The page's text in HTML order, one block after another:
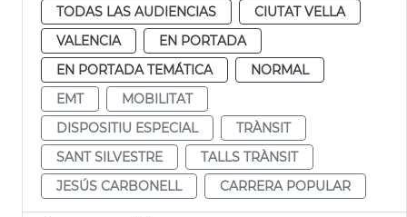
TODAS LAS AUDIENCIAS
CIUTAT VELLA
VALENCIA
EN PORTADA
EN PORTADA TEMÁTICA
NORMAL
EMT
MOBILITAT
DISPOSITIU ESPECIAL
TRÀNSIT
SANT SILVESTRE
TALLS TRÀNSIT
JESÚS CARBONELL
CARRERA POPULAR